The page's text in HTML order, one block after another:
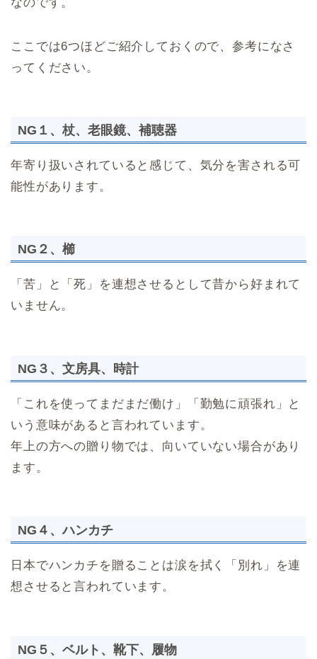
ここでは6つほどご紹介しておくので、参考になさ
ってください。
NG１、杖、老眼鏡、補聴器
年寄り扱いされていると感じて、気分を害される可
能性があります。
NG２、櫛
「苦」と「死」を連想させるとして昔から好まれて
いません。
NG３、文房具、時計
「これを使ってまだまだ働け」「勤勉に頑張れ」と
いう意味があると言われています。
年上の方への贈り物では、向いていない場合があり
ます。
NG４、ハンカチ
日本でハンカチを贈ることは涙を拭く「別れ」を連
想させると言われています。
NG５、ベルト、靴下、履物